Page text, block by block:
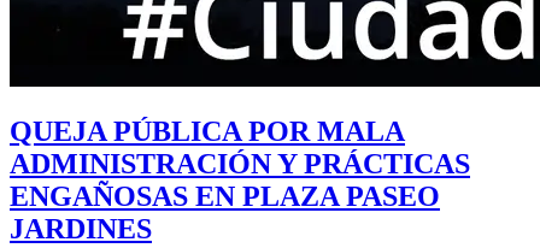
QUEJA PÚBLICA POR MALA
ADMINISTRACIÓN Y PRÁCTICAS
ENGAÑOSAS EN PLAZA PASEO
JARDINES